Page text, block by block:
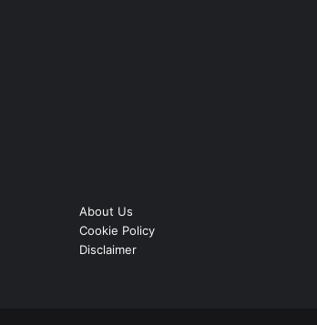
About Us
Cookie Policy
Disclaimer